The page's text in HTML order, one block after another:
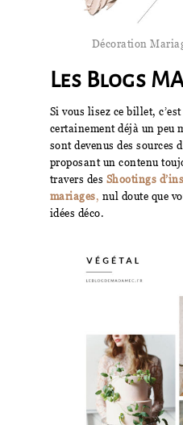
Décoration
Les Blogs
Si vous lisez ce billet, c’est
certainement déjà un peu
sont devenus des sources
proposant un contenu
travers des Shootings
mariages, nul doute que
idées déco.